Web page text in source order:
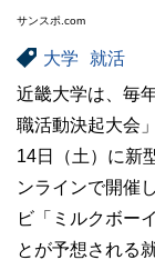
サンスポ.com
大学
就活
近畿大学は、毎
職活動決起大会
14日（土）に新
ンラインで開催
ビ「ミルクボー
とが予想される